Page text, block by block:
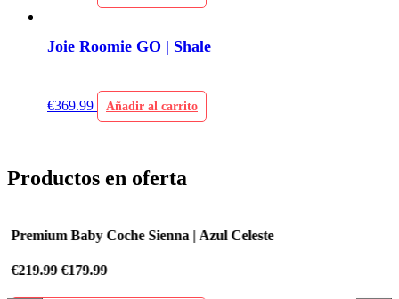
Joie Roomie GO | Shale
€369.99 Añadir al carrito
Productos en oferta
Premium Baby Coche Sienna | Azul Celeste
€219.99 €179.99